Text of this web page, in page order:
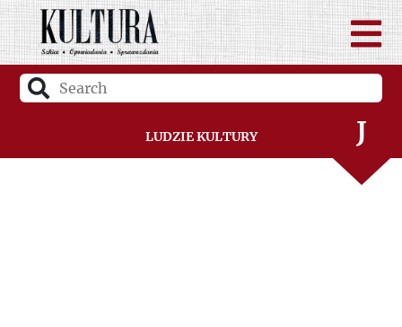
Ludzie Kultury
H
I
J
K